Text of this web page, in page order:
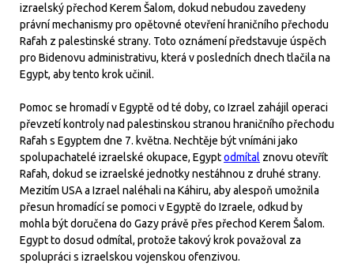
izraelský přechod Kerem Šalom, dokud nebudou zavedeny
právní mechanismy pro opětovné otevření hraničního přechodu
Rafah z palestinské strany. Toto oznámení představuje úspěch
pro Bidenovu administrativu, která v posledních dnech tlačila na
Egypt, aby tento krok učinil.
Pomoc se hromadí v Egyptě od té doby, co Izrael zahájil operaci
převzetí kontroly nad palestinskou stranou hraničního přechodu
Rafah s Egyptem dne 7. května. Nechtěje být vnímáni jako
spolupachatelé izraelské okupace, Egyptodmítal znovu otevřít
Rafah, dokud se izraelské jednotky nestáhnou z druhé strany.
Mezitím USA a Izrael naléhali na Káhiru, aby alespoň umožnila
přesun hromadící se pomoci v Egyptě do Izraele, odkud by
mohla být doručena do Gazy právě přes přechod Kerem Šalom.
Egypt to dosud odmítal, protože takový krok považoval za
spolupráci s izraelskou vojenskou ofenzivou.